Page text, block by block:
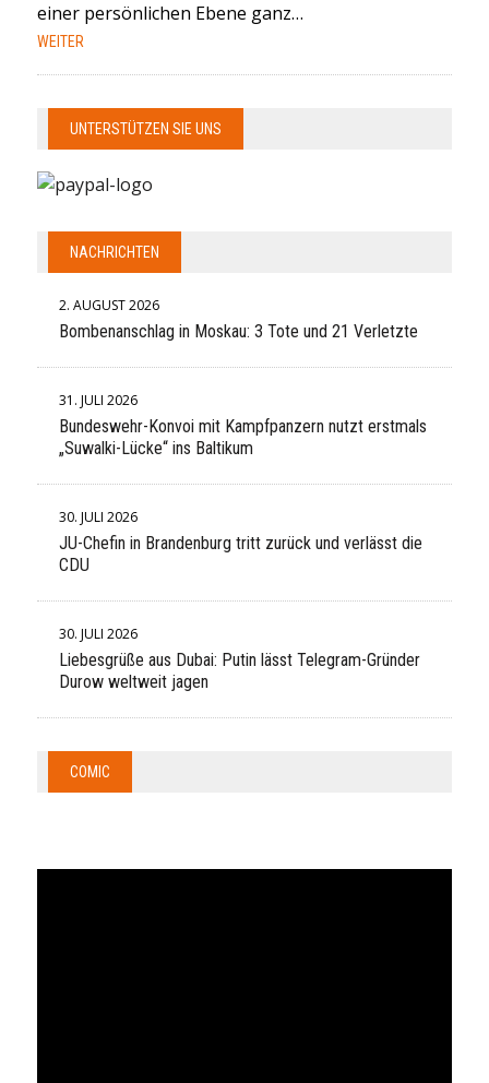
einer persönlichen Ebene ganz…
WEITER
UNTERSTÜTZEN SIE UNS
NACHRICHTEN
2. AUGUST 2026
Bombenanschlag in Moskau: 3 Tote und 21 Verletzte
31. JULI 2026
Bundeswehr-Konvoi mit Kampfpanzern nutzt erstmals
„Suwalki-Lücke“ ins Baltikum
30. JULI 2026
JU-Chefin in Brandenburg tritt zurück und verlässt die
CDU
30. JULI 2026
Liebesgrüße aus Dubai: Putin lässt Telegram-Gründer
Durow weltweit jagen
COMIC